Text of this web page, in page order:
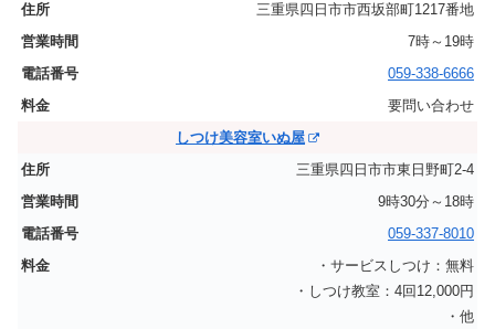
三重県四日市市西坂部町1217番地
7時～19時
059-338-6666
要問い合わせ
しつけ美容室いぬ屋
三重県四日市市東日野町2-4
9時30分～18時
059-337-8010
・サービスしつけ：無料
・しつけ教室：4回12,000円
・他